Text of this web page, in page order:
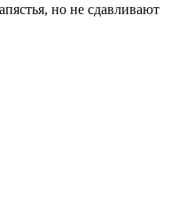
но не сдавливают